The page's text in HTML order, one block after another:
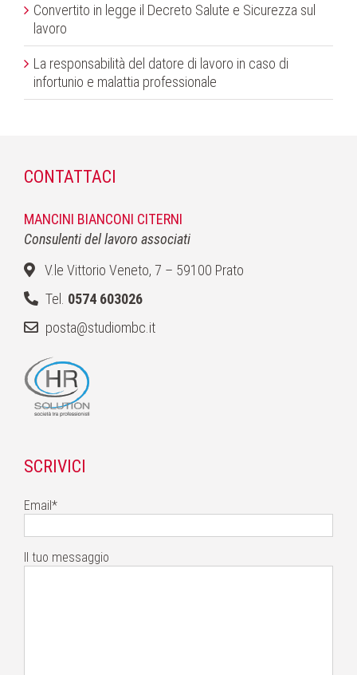
Convertito in legge il Decreto Salute e Sicurezza sul
lavoro
La responsabilità del datore di lavoro in caso di
infortunio e malattia professionale
CONTATTACI
MANCINI BIANCONI CITERNI
Consulenti del lavoro associati
V.le Vittorio Veneto, 7 – 59100 Prato
Tel. 0574 603026
posta@studiombc.it
SCRIVICI
Email*
Il tuo messaggio